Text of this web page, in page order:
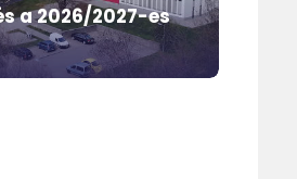
a 2026/2027-es